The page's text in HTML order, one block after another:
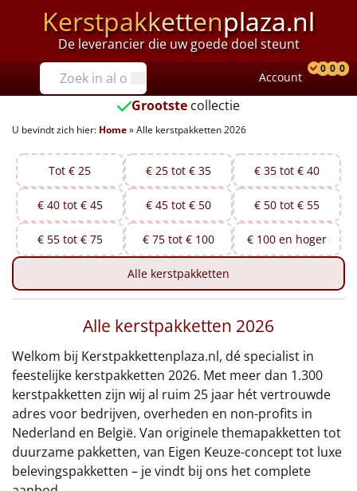
Kerstpakkettenplaza.nl
De leverancier die uw goede doel steunt
Prijzen
Tot €25
€25 tot €35
€35 tot €40
€40 tot €45
€45 tot €50
€50 tot €55
€55 tot €75
€75 tot €100
€100 en hoger
Alle kerstpakketten 2026
Thema
Account
0 0 0
Grootste collectie
U bevindt zich hier: Home»Alle kerstpakketten 2026
Tot € 25 € 25 tot € 35 € 35 tot € 40
€ 40 tot € 45 € 45 tot € 50 € 50 tot € 55
€ 55 tot € 75 € 75 tot € 100 € 100 en hoger
Alle kerstpakketten
Alle kerstpakketten 2026
Welkom bij Kerstpakkettenplaza.nl, dé specialist in
feestelijke kerstpakketten 2026. Met meer dan 1.300
kerstpakketten zijn wij al ruim 25 jaar hét vertrouwde
adres voor bedrijven, overheden en non-profits in
Nederland en België. Van originele themapakketten tot
duurzame pakketten, van Eigen Keuze-concept tot luxe
belevingspakketten – je vindt bij ons het complete